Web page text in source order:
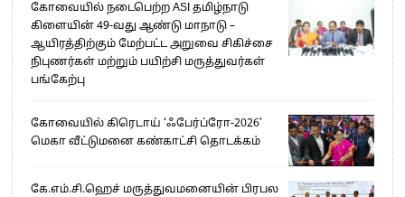
கோவையில் நடைபெற்ற ASI தமிழ்நாடு
கிளையின் 49-வது ஆண்டு மாநாடு –
ஆயிரத்திற்கும் மேற்பட்ட அறுவை சிகிச்சை
நிபுணர்கள் மற்றும் பயிற்சி மருத்துவர்கள்
பங்கேற்பு
கோவையில் கிரெடாய் ‘ஃபேர்ப்ரோ-2026’
மெகா வீட்டுமனை கண்காட்சி தொடக்கம்
கே.எம்.சி.ஹெச் மருத்துவமனையின் பிரபல